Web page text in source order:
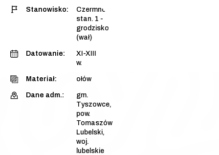
Stanowisko:
Czermno,
stan. 1 -
grodzisko
(wał)
Datowanie:
XI-XIII
w.
Materiał: ołów
Dane adm.:
gm.
Tyszowce,
pow.
Tomaszów
Lubelski,
woj.
lubelskie